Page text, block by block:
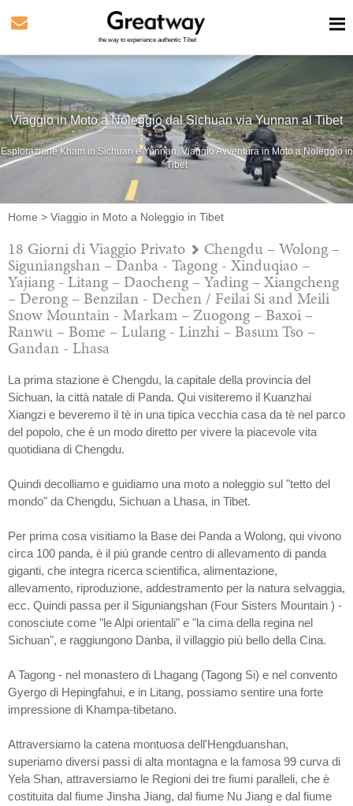
the way to experience authentic Tibet
Viaggio in Moto a Noleggio dal Sichuan via Yunnan al Tibet
Esplorazione Kham in Sichuan e Yunnan, Viaggio Avventura in Moto a Noleggio in
Tibet
Home > Viaggio in Moto a Noleggio in Tibet
18 Giorni di Viaggio Privato Chengdu – Wolong –
Siguniangshan – Danba - Tagong - Xinduqiao –
Yajiang - Litang – Daocheng – Yading – Xiangcheng
– Derong – Benzilan - Dechen / Feilai Si and Meili
Snow Mountain - Markam – Zuogong – Baxoi –
Ranwu – Bome – Lulang - Linzhi – Basum Tso –
Gandan - Lhasa
La prima stazione è Chengdu, la capitale della provincia del
Sichuan, la città natale di Panda. Qui visiteremo il Kuanzhai
Xiangzi e beveremo il tè in una tipica vecchia casa da tè nel parco
del popolo, che è un modo diretto per vivere la piacevole vita
quotidiana di Chengdu.
Quindi decolliamo e guidiamo una moto a noleggio sul "tetto del
mondo" da Chengdu, Sichuan a Lhasa, in Tibet.
Per prima cosa visitiamo la Base dei Panda a Wolong, qui vivono
circa 100 panda, è il più grande centro di allevamento di panda
giganti, che integra ricerca scientifica, alimentazione,
allevamento, riproduzione, addestramento per la natura selvaggia,
ecc. Quindi passa per il Siguniangshan (Four Sisters Mountain ) -
conosciute come "le Alpi orientali" e "la cima della regina nel
Sichuan", e raggiungono Danba, il villaggio più bello della Cina.
A Tagong - nel monastero di Lhagang (Tagong Si) e nel convento
Gyergo di Hepingfahui, e in Litang, possiamo sentire una forte
impressione di Khampa-tibetano.
Attraversiamo la catena montuosa dell'Hengduanshan,
superiamo diversi passi di alta montagna e la famosa 99 curva di
Yela Shan, attraversiamo le Regioni dei tre fiumi paralleli, che è
costituita dal fiume Jinsha Jiang, dal fiume Nu Jiang e dal fiume